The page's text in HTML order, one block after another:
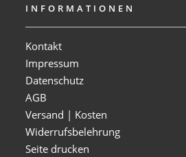
INFORMATIONEN
Kontakt
Impressum
Datenschutz
AGB
Versand | Kosten
Widerrufsbelehrung
Seite drucken